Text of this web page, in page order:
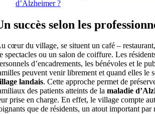
d’Alzheimer ?
succès selon les
cœur du village, se situent un café –
spectacles ou un salon de coiffure. Les
d’encadrements, les bénévoles et le
peuvent venir librement et quand elles le
landais. Cette approche permet de
des patients atteints de la maladie
prise en charge. En effet, le village compte
que de résidents, un atout important